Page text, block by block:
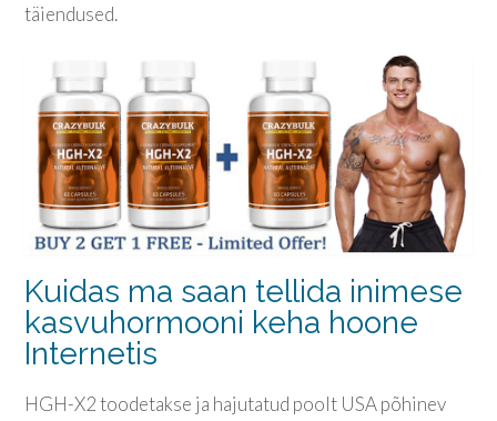
täiendused.
Kuidas ma saan tellida inimese
kasvuhormooni keha hoone
Internetis
HGH-X2 toodetakse ja hajutatud poolt USA põhinev